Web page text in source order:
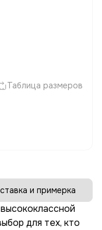
Таблица размеров
и примерка
для тех, кто